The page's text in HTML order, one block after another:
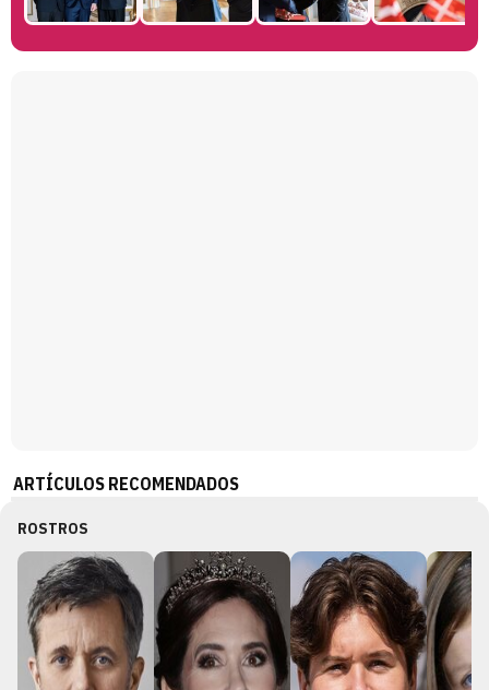
Manu Baqueiro: "Tuve como referente a Bruce Willis en 'Luz de Luna' para mi trabajo en la serie 'Perdiendo el juicio'"
ARTÍCULOS RECOMENDADOS
ROSTROS